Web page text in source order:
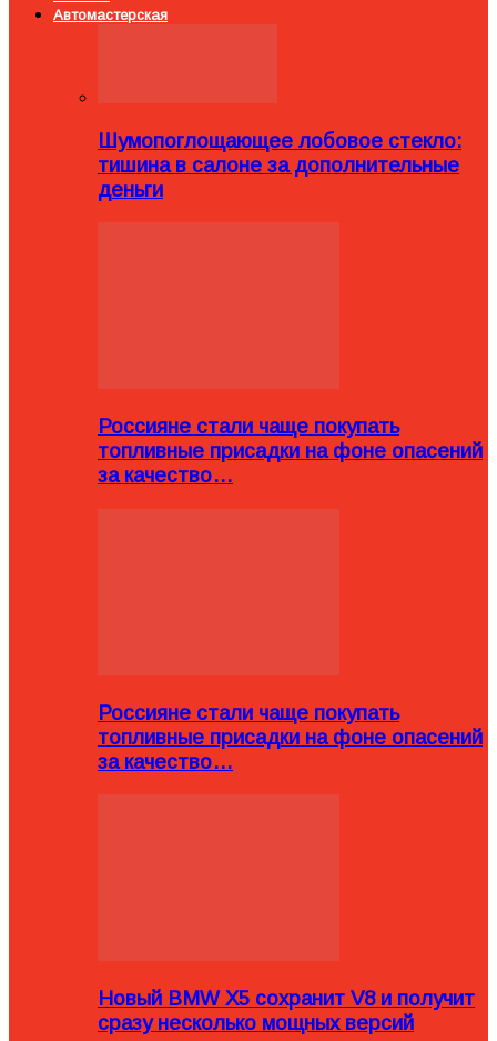
Автомастерская
Шумопоглощающее лобовое стекло:
тишина в салоне за дополнительные
деньги
Россияне стали чаще покупать
топливные присадки на фоне опасений
за качество…
Россияне стали чаще покупать
топливные присадки на фоне опасений
за качество…
Новый BMW X5 сохранит V8 и получит
сразу несколько мощных версий